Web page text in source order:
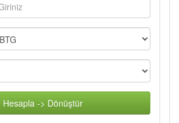
Hesapla -> Dönüştür